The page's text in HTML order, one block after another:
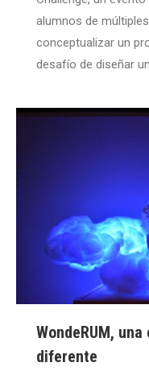
alumnos de
conceptualizar un
desafío de diseñar
WondeRUM,
diferente